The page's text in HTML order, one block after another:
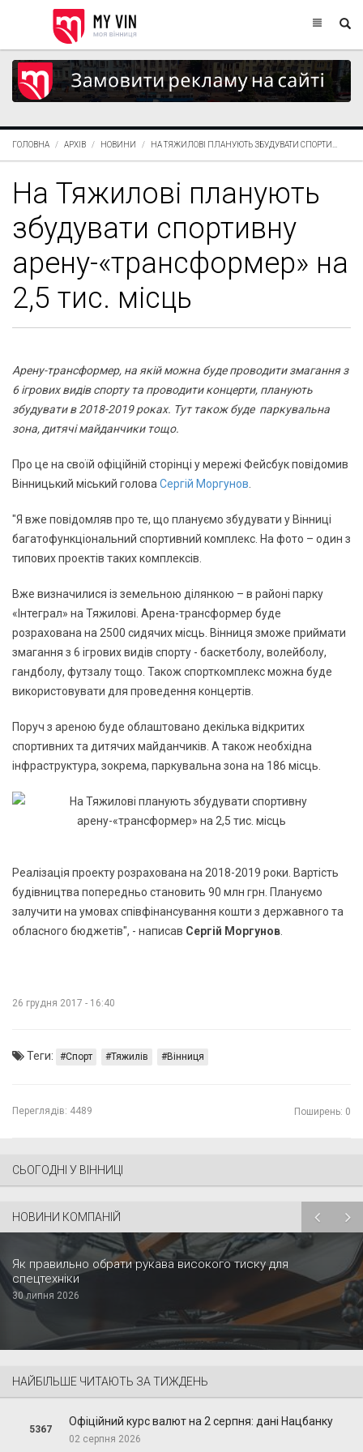
ГОЛОВНА АРХІВ НОВИНИ НА ТЯЖИЛОВІ ПЛАНУЮТЬ ЗБУДУВАТИ СПОРТИ...
На Тяжилові планують
збудувати спортивну
арену-«трансформер» на
2,5 тис. місць
Арену-трансформер, на якій можна буде проводити змагання з
6 ігрових видів спорту та проводити концерти, планують
збудувати в 2018-2019 роках. Тут також буде паркувальна
зона, дитячі майданчики тощо.
Про це на своїй офіційній сторінці у мережі Фейсбук повідомив
Вінницький міський голова Сергій Моргунов
"Я вже повідомляв про те, що плануємо збудувати у Вінниці
багатофункціональний спортивний комплекс. На фото – один з
типових проектів таких комплексів.
Вже визначилися із земельною ділянкою – в районі парку
«Інтеграл» на Тяжилові. Арена-трансформер буде
розрахована на 2500 сидячих місць. Вінниця зможе приймати
змагання з 6 ігрових видів спорту - баскетболу, волейболу,
гандболу, футзалу тощо. Також спорткомплекс можна буде
використовувати для проведення концертів.
Поруч з ареною буде облаштовано декілька відкритих
спортивних та дитячих майданчиків. А також необхідна
інфраструктура, зокрема, паркувальна зона на 186 місць.
Реалізація проекту розрахована на 2018-2019 роки. Вартість
будівництва попередньо становить 90 млн грн. Плануємо
залучити на умовах співфінансування кошти з державного та
обласного бюджетів", - написав Сергій Моргунов
26 грудня 2017 - 16:40
Теги: Спорт Тяжилів Вінниця
Переглядів: 4489 Поширень: 0
СЬОГОДНІ У ВІННИЦІ
НОВИНИ КОМПАНІЙ
Як правильно обрати рукава високого тиску для
спецтехніки
30 липня 2026
НАЙБІЛЬШЕ ЧИТАЮТЬ ЗА ТИЖДЕНЬ
5367
Офіційний курс валют на 2 серпня: дані Нацбанку
02 серпня 2026